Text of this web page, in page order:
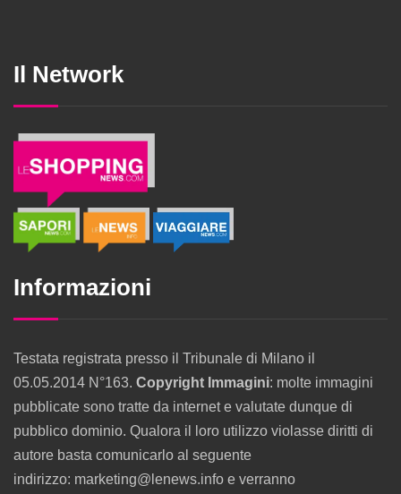
Il Network
Informazioni
Testata registrata presso il Tribunale di Milano il
05.05.2014 N°163. Copyright Immagini: molte immagini
pubblicate sono tratte da internet e valutate dunque di
pubblico dominio. Qualora il loro utilizzo violasse diritti di
autore basta comunicarlo al seguente
indirizzo: marketing@lenews.info e verranno